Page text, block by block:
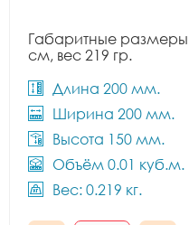
Габаритные размеры:
см, вес 219 гр.
Длина 200 мм.
Ширина 200 мм.
Высота 150 мм.
Объём 0.01 куб.м.
Вес: 0.219 кг.